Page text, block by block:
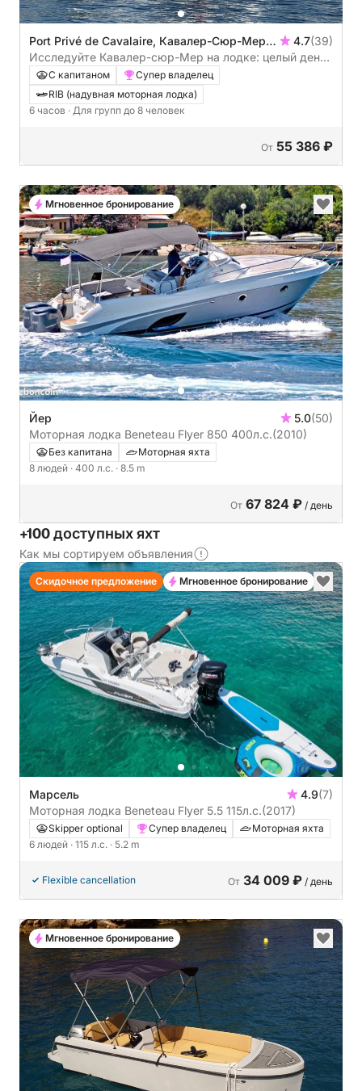
Port Privé de Cavalaire, Кавалер-Сюр-Мер,
Франция
4.7(39)
Исследуйте Кавалер-сюр-Мер на лодке: целый день
на воде на моторной лодке.
С капитаном
Супер владелец
RIB (надувная моторная лодка)
6 часов · Для групп до 8 человек
От 55 386 ₽
Йер 5.0(50)
Моторная лодка Beneteau Flyer 850 400л.с.(2010)
Без капитана
Моторная яхта
8 людей · 400 л.с. · 8.5 m
От 67 824 ₽ / день
Мгновенное бронирование
+100 доступных яхт
Как мы сортируем объявления
Марсель 4.9(7)
Моторная лодка Beneteau Flyer 5.5 115л.с.(2017)
Skipper optional Супер владелец
Моторная яхта
6 людей · 115 л.с. · 5.2 m
Flexible cancellation От 34 009 ₽ / день
Скидочное предложение Мгновенное бронирование
Мгновенное бронирование